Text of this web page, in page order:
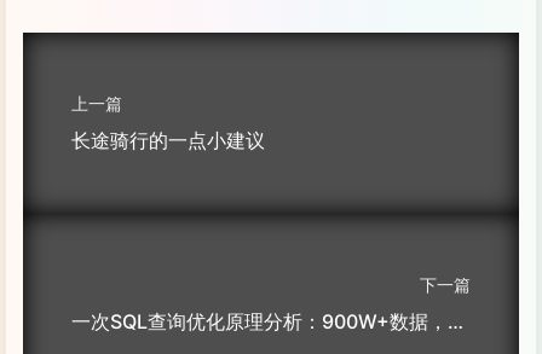
上一篇
长途骑行的一点小建议
下一篇
一次SQL查询优化原理分析：900W+数据，从17s到300ms